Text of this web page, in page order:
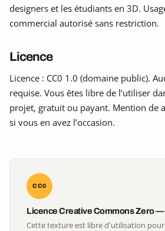
designers et les étudiants en 3D.
commercial autorisé sans restriction.
Licence
Licence : CC0 1.0 (domaine public).
requise. Vous êtes libre de l’utiliser
projet, gratuit ou payant. Mention de
si vous en avez l’occasion.
CC0
Licence Creative Commons Zero
Cette texture est libre d'utilisation